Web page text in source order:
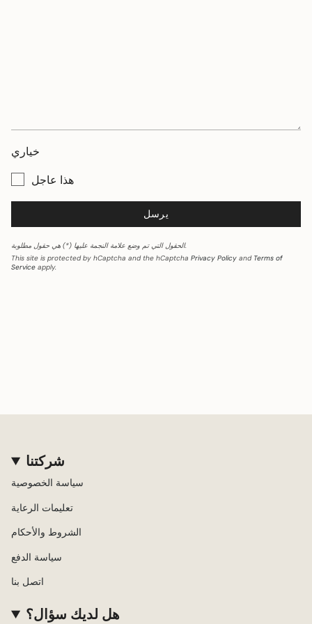
خياري
هذا عاجل
يرسل
الحقول التي تم وضع علامة النجمة عليها (*) هي حقول مطلوبة.
This site is protected by hCaptcha and the hCaptcha Privacy Policy and Terms of
Service apply.
شركتنا
سياسة الخصوصية
تعليمات الرعاية
الشروط والأحكام
سياسة الدفع
اتصل بنا
هل لديك سؤال؟